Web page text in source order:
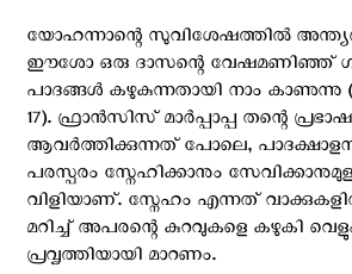
യോഹന്നാന്റെ സുവിശേഷത്തിൽ
ഈശോ ഒരു ദാസന്റെ വേഷമണിഞ്ഞ്
പാദങ്ങൾ കഴുകുന്നതായി നാം കാണുന്നു
17). ഫ്രാൻസിസ് മാർപ്പാപ്പ തന്റെ
ആവർത്തിക്കുന്നത് പോലെ,
പരസ്പരം സ്നേഹിക്കാനും
വിളിയാണ്. സ്നേഹം എന്നത്
മറിച്ച് അപരന്റെ കുറവുകളെ കഴുകി
പ്രവൃത്തിയായി മാറണം.